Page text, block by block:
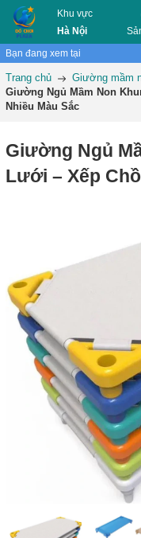
Khu vực
Hà Nội
Bạn đang xem tại
Trang chủ
Giường mầm
Giường Ngủ Mầm Non
Nhiều Màu Sắc
Giường Ngủ
Lưới – Xếp